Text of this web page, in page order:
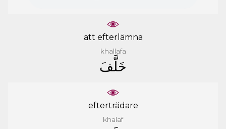
att efterlämna
khallafa
ﺧَﻠَّﻒَ
efterträdare
khalaf